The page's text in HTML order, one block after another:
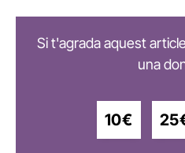
Si t'agrada aquest
una
10€